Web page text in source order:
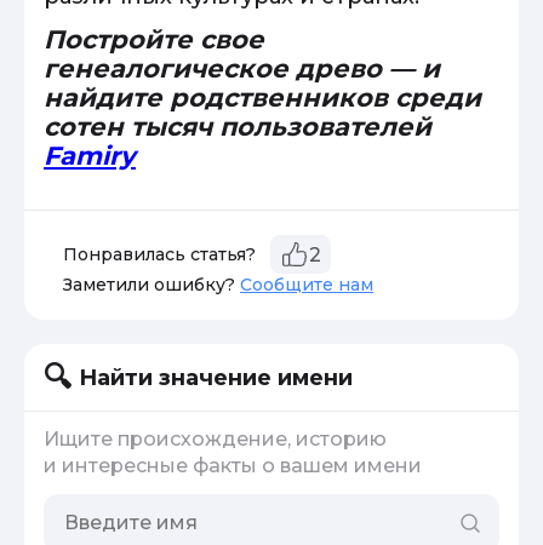
Постройте свое
генеалогическое древо — и
найдите родственников среди
сотен тысяч пользователей
Famiry
Понравилась статья? 2
Заметили ошибку? Сообщите нам
Найти значение имени
Ищите происхождение, историю
и интересные факты о вашем имени